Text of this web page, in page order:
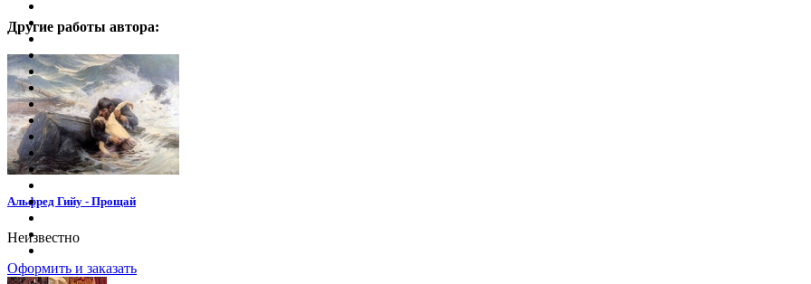
Другие работы автора:
Альфред Гийу - Прощай
Неизвестно
Оформить и заказать